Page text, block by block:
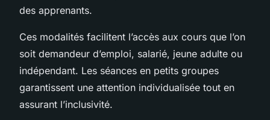
des apprenants.
Ces modalités facilitent l’accès aux cours que l’on
soit demandeur d’emploi, salarié, jeune adulte ou
indépendant. Les séances en petits groupes
garantissent une attention individualisée tout en
assurant l’inclusivité.